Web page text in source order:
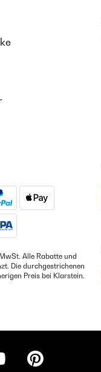
Alle Rabatte und
Die durchgestrichenen
Preis bei Klarstein.